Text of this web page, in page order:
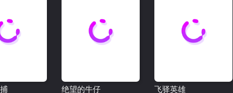
绝望的牛仔 飞驿英雄